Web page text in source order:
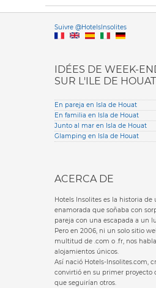
Suivre @HotelsInsolites
IDÉES DE WEEK-
SUR L'ILE DE HOUAT
En pareja en Isla de Houat
En familia en Isla de Houat
Junto al mar en Isla de Houat
Glamping en Isla de Houat
ACERCA DE
Hotels Insolites es la historia de
enamorada que soñaba con
pareja con una escapada a un
Pero en 2006, ni un solo sitio
multitud de .com o .fr, nos
alojamientos únicos.
Así nació Hotels-Insolites.com,
convirtió en su primer proyecto
que seguirían otros.